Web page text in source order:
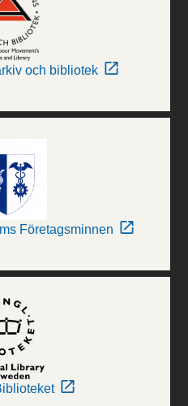
och bibliotek
Företagsminnen